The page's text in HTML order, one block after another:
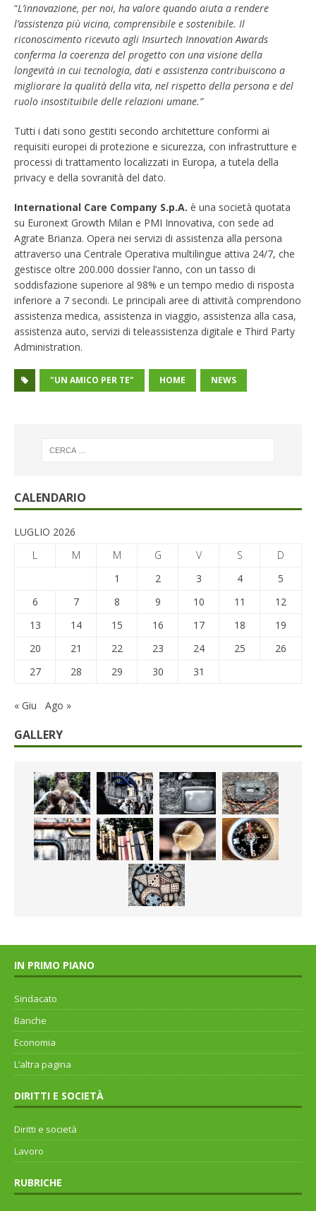
“L’innovazione, per noi, ha valore quando aiuta a rendere
l’assistenza più vicina, comprensibile e sostenibile. Il
riconoscimento ricevuto agli Insurtech Innovation Awards
conferma la coerenza del progetto con una visione della
longevità in cui tecnologia, dati e assistenza contribuiscono a
migliorare la qualità della vita, nel rispetto della persona e del
ruolo insostituibile delle relazioni umane.”
Tutti i dati sono gestiti secondo architetture conformi ai
requisiti europei di protezione e sicurezza, con infrastrutture e
processi di trattamento localizzati in Europa, a tutela della
privacy e della sovranità del dato.
International Care Company S.p.A. è una società quotata
su Euronext Growth Milan e PMI Innovativa, con sede ad
Agrate Brianza. Opera nei servizi di assistenza alla persona
attraverso una Centrale Operativa multilingue attiva 24/7, che
gestisce oltre 200.000 dossier l’anno, con un tasso di
soddisfazione superiore al 98% e un tempo medio di risposta
inferiore a 7 secondi. Le principali aree di attività comprendono
assistenza medica, assistenza in viaggio, assistenza alla casa,
assistenza auto, servizi di teleassistenza digitale e Third Party
Administration.
"UN AMICO PER TE" HOME NEWS
CALENDARIO
LUGLIO 2026
L
M M G V S
D
1
2 3 4
5
6
7 8 9 10 11
12
13
14 15 16 17 18
19
20
21 22 23 24 25
26
27
28 29 30 31
« Giu Ago »
GALLERY
IN PRIMO PIANO
Sindacato
Banche
Economia
L’altra pagina
DIRITTI E SOCIETÀ
Diritti e società
Lavoro
RUBRICHE